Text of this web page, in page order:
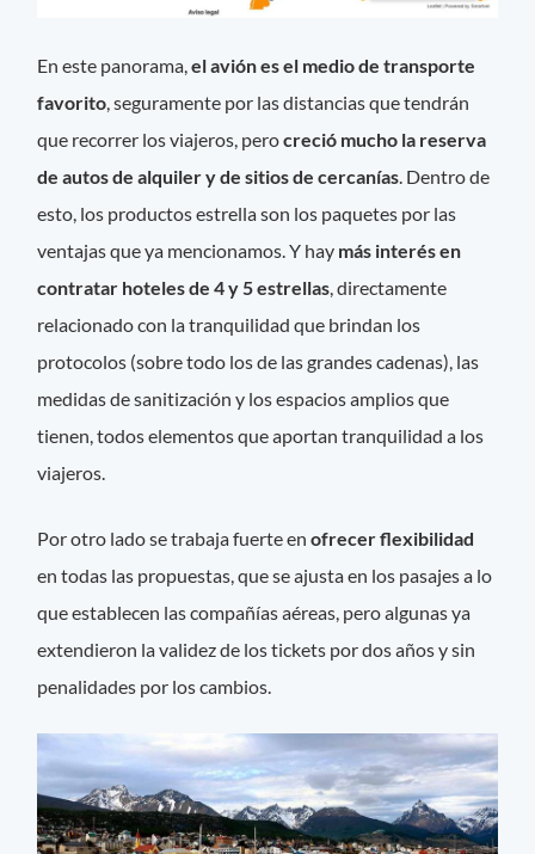
En este panorama,el avión es el medio de transporte
favorito , seguramente por las distancias que tendrán
que recorrer los viajeros, perocreció mucho la reserva
de autos de alquiler y de sitios de cercanías . Dentro de
esto, los productos estrella son los paquetes por las
ventajas que ya mencionamos. Y hay más interés en
contratar hoteles de 4 y 5 estrellas , directamente
relacionado con la tranquilidad que brindan los
protocolos (sobre todo los de las grandes cadenas), las
medidas de sanitización y los espacios amplios que
tienen, todos elementos que aportan tranquilidad a los
viajeros.
Por otro lado se trabaja fuerte en ofrecer flexibilidad
en todas las propuestas, que se ajusta en los pasajes a lo
que establecen las compañías aéreas, pero algunas ya
extendieron la validez de los tickets por dos años y sin
penalidades por los cambios.